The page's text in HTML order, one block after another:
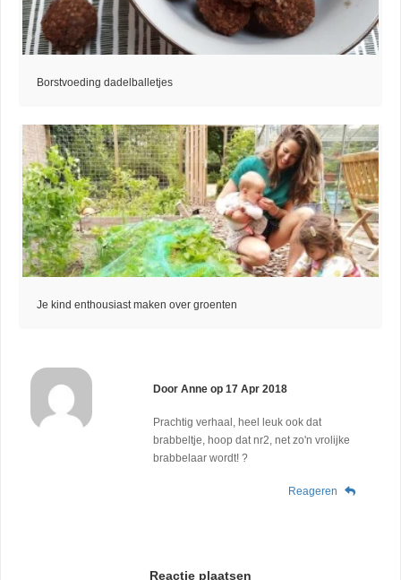
Borstvoeding dadelballetjes
Je kind enthousiast maken over groenten
Door Anne op17 Apr 2018
Prachtig verhaal, heel leuk ook dat
brabbeltje, hoop dat nr2, net zo'n vrolijke
brabbelaar wordt! ?
Reageren
Reactie plaatsen